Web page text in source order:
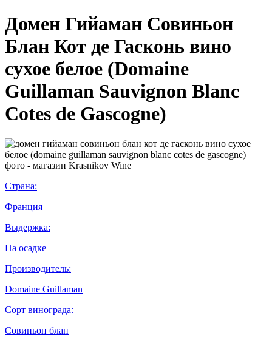
Домен Гийаман Совиньон
Блан Кот де Гасконь вино
сухое белое (Domaine
Guillaman Sauvignon Blanc
Cotes de Gascogne)
Страна:
Франция
Выдержка:
На осадке
Производитель:
Domaine Guillaman
Сорт винограда:
Совиньон блан